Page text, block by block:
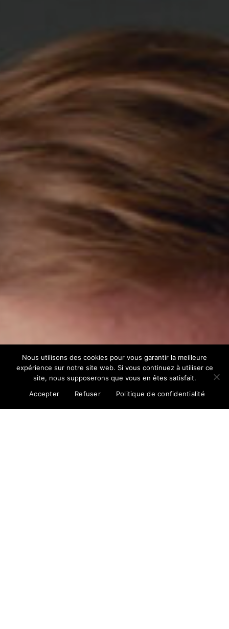
Nous utilisons des cookies pour vous garantir la meilleure
expérience sur notre site web. Si vous continuez à utiliser ce
site, nous supposerons que vous en êtes satisfait.
Accepter
Refuser Politique de confidentialité